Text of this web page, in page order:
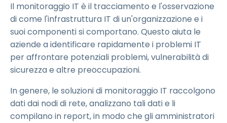
Il monitoraggio IT è il tracciamento e l'osservazione
di come l'infrastruttura IT di un'organizzazione e i
suoi componenti si comportano. Questo aiuta le
aziende a identificare rapidamente i problemi IT
per affrontare potenziali problemi, vulnerabilità di
sicurezza e altre preoccupazioni.
In genere, le soluzioni di monitoraggio IT raccolgono
dati dai nodi di rete, analizzano tali dati e li
compilano in report, in modo che gli amministratori